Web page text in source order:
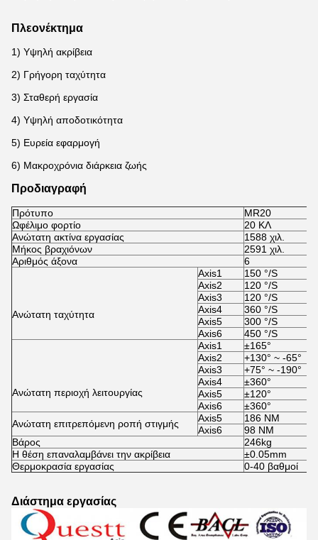
Πλεονέκτημα
1) Υψηλή ακρίβεια
2) Γρήγορη ταχύτητα
3) Σταθερή εργασία
4) Υψηλή αποδοτικότητα
5) Ευρεία εφαρμογή
6) Μακροχρόνια διάρκεια ζωής
Προδιαγραφή
Πρότυπο
MR20
Ωφέλιμο φορτίο
20 ΚΛ
Ανώτατη ακτίνα εργασίας
1588 χιλ.
Μήκος βραχιόνων
2591 χιλ.
Αριθμός άξονα
6
Ανώτατη ταχύτητα
Axis1
150 °/S
Axis2
120 °/S
Axis3
120 °/S
Axis4
360 °/S
Axis5
300 °/S
Axis6
450 °/S
Ανώτατη περιοχή λειτουργίας
Axis1
±165°
Axis2
+130° ~ -65°
Axis3
+75° ~ -190°
Axis4
±360°
Axis5
±120°
Axis6
±360°
Ανώτατη επιτρεπόμενη ροπή στιγμής
Axis5
186 NM
Axis6
98 NM
Βάρος
246kg
Η θέση επαναλαμβάνει την ακρίβεια
±0.05mm
Θερμοκρασία εργασίας
0-40 βαθμοί
Διάστημα εργασίας